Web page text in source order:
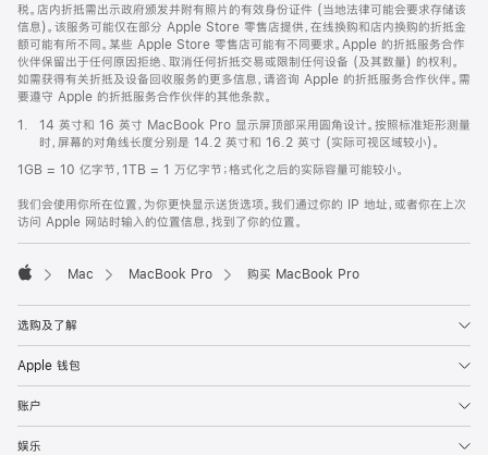
税。店内折抵需出示政府颁发并附有照片的有效身份证件 (当地法律可能会要求存储该
信息)。该服务可能仅在部分 Apple Store 零售店提供，在线换购和店内换购的折抵金
额可能有所不同。某些 Apple Store 零售店可能有不同要求。Apple 的折抵服务合作
伙伴保留出于任何原因拒绝、取消任何折抵交易或限制任何设备 (及其数量) 的权利。
如需获得有关折抵及设备回收服务的更多信息，请咨询 Apple 的折抵服务合作伙伴。需
要遵守 Apple 的折抵服务合作伙伴的其他条款。
脚
1.
14 英寸和 16 英寸 MacBook Pro 显示屏顶部采用圆角设计。按照标准矩形测量
时，屏幕的对角线长度分别是 14.2 英寸和 16.2 英寸 (实际可视区域较小)。
1GB = 10 亿字节，1TB = 1 万亿字节；格式化之后的实际容量可能较小。
我们会使用你所在位置，为你更快显示送货选项。我们通过你的 IP 地址，或者你在上次
访问 Apple 网站时输入的位置信息，找到了你的位置。
Mac MacBook Pro 购买 MacBook Pro
选购及了解
Apple 钱包
账户
娱乐